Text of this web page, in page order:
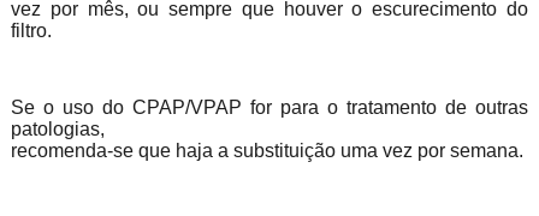
vez por mês, ou sempre que houver o escurecimento do
filtro.
Se o uso do CPAP/VPAP for para o tratamento de outras
patologias,
recomenda-se que haja a substituição uma vez por semana.